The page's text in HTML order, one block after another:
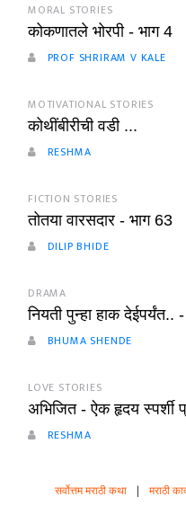
MORAL STORIES
कोकणातले भोरपी - भाग 4
PROF SHRIRAM V KALE
MOTIVATIONAL STORIES
कोथींबीरीची वडी ...
RESHMA
FICTION STORIES
तोतया वारसदार - भाग 63
DILIP BHIDE
DRAMA
नियती पुन्हा हाक देईपर्यंत..
BHUMA SHENDE
LOVE STORIES
अभिजित - ऐक हृदय स्पर्शी
RESHMA
सर्वोत्तम मराठी कथा | मराठी